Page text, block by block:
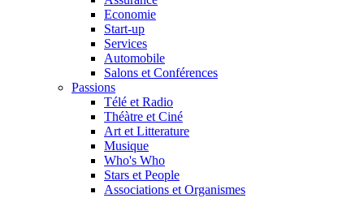
Economie
Start-up
Services
Automobile
Salons et Conférences
Passions
Télé et Radio
Théàtre et Ciné
Art et Litterature
Musique
Who's Who
Stars et People
Associations et Organismes